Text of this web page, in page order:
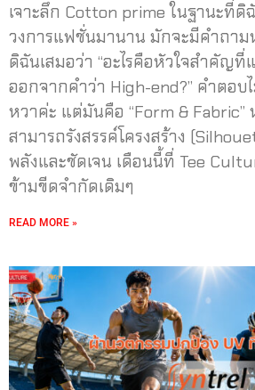
เจาะลึก Cotton prime ในฐานะที่
วงการแฟชั่นมานาน มักจะมีคำถา
ดิฉันเสมอว่า “อะไรคือหัวใจสำคัญที่
ออกจากคำว่า High-end?” คำตอบ
หวาค่ะ แต่มันคือ “Form & Fabric”
สามารถรังสรรค์โครงสร้าง
พลังและชัดเจน เดือนนี้ที่ Tee
ข้ามขีดจำกัดเดิมๆ
READ MORE »